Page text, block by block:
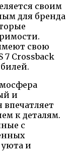
своим
для бренда
свою
7 Crossback
и
к деталям.
с
и